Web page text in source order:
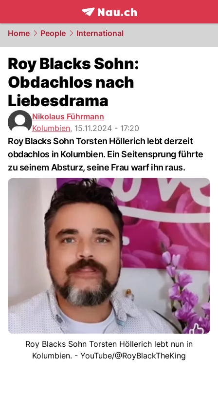
frontpage.NAU.ch
Home People International
Roy Blacks Sohn:
Obdachlos nach
Liebesdrama
Nikolaus Führmann
Kolumbien, 15.11.2024 - 17:20
Roy Blacks Sohn Torsten Höllerich lebt derzeit
obdachlos in Kolumbien. Ein Seitensprung führte
zu seinem Absturz, seine Frau warf ihn raus.
Roy Blacks Sohn Torsten Höllerich lebt nun in
Kolumbien. - YouTube/@RoyBlackTheKing